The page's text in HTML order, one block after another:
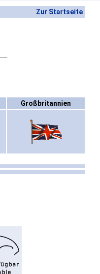
Zur Startseite
Großbritannien